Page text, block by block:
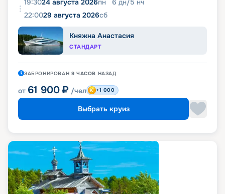
19:3024 августа 2026пн 6 дн/5 нч
22:0029 августа 2026сб
Княжна Анастасия
СТАНДАРТ
ЗАБРОНИРОВАН 9 ЧАСОВ НАЗАД
от 61 900 ₽ /чел +1 000
Выбрать круиз